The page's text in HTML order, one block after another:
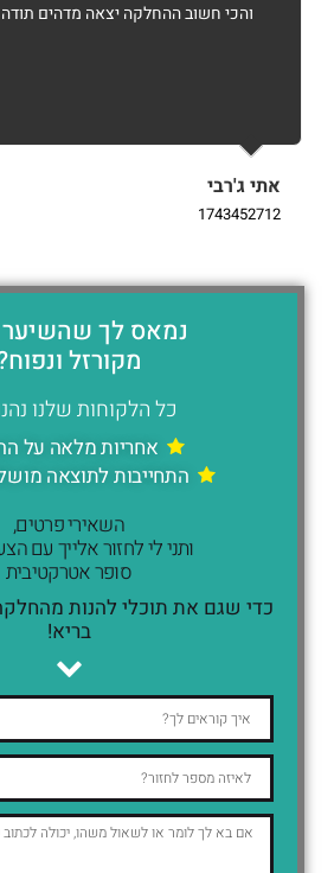
והכי חשוב ההחלקה יצאה מדהים
אתי ג'רבי
1743452712
נמאס לך
מקורזל
כל הלקוחות שלנו
אחריות מלאה על
התחייבות לתוצאה מושלמת
השאירי פרטים,
ותני לי לחזור אלייך עם
סופר אטרקטיבית
כדי שגם את תוכלי להנות
בריא!